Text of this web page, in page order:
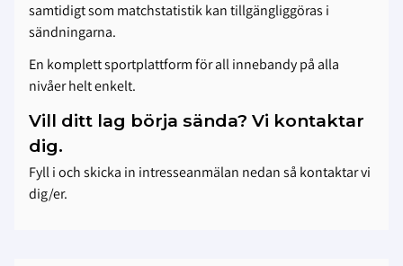
samtidigt som matchstatistik kan tillgängliggöras i
sändningarna.
En komplett sportplattform för all innebandy på alla
nivåer helt enkelt.
Vill ditt lag börja sända? Vi kontaktar
dig.
Fyll i och skicka in intresseanmälan nedan så kontaktar vi
dig/er.